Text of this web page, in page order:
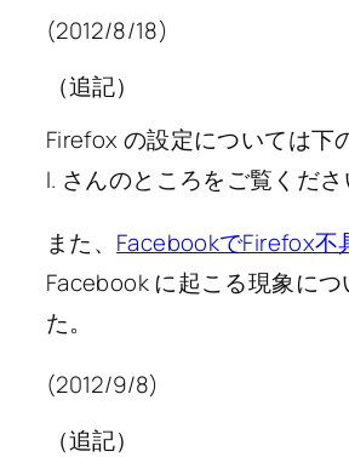
(2012/8/18)
（追記）
Firefox の設定については下
I. さんのところをご覧くださ
また、 FacebookでFirefox不
Facebook に起こる現象につ
た。
(2012/9/8)
（追記）